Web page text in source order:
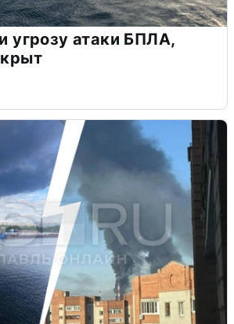
угрозу атаки БПЛА,